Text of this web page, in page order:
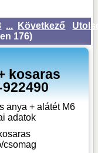
... Következő
176)
kosaras
csomag